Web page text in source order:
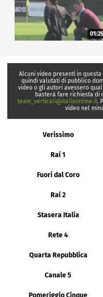
Alcuni video presenti in
quindi valutati di pubblico
video o gli autori avessero
basterà fare richiesta di
team_verticali@italiaonline.it.
video nel
Verissimo
Rai 1
Fuori dal Coro
Rai 2
Stasera Italia
Rete 4
Quarta Repubblica
Canale 5
Pomeriggio Cinque